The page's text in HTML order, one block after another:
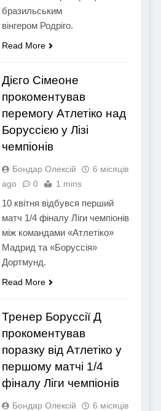
бразильським
вінгером Родріго.
Read More
Дієго Сімеоне
прокоментував
перемогу Атлетіко над
Боруссією у Лізі
чемпіонів
Бондар Олексій
6 місяців
ago
0 1 mins
10 квітня відбувся перший
матч 1/4 фіналу Ліги чемпіонів
між командами «Атлетіко»
Мадрид та «Боруссія»
Дортмунд.
Read More
Тренер Боруссії Д
прокоментував
поразку від Атлетіко у
першому матчі 1/4
фіналу Ліги чемпіонів
Бондар Олексій
6 місяців